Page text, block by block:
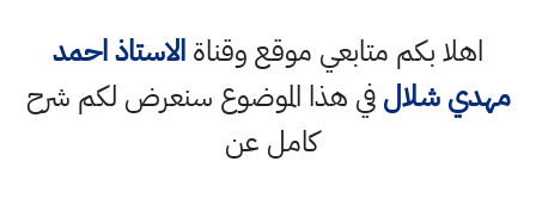
اهلا بكم متابعي موقع وقناةالاستاذ احمد
مهدي شلالفي هذا الموضوع سنعرض لكم شرح
كامل عن